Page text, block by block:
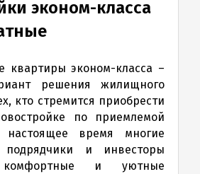
эконом-класса
квартиры эконом-класса –
решения жилищного
кто стремится приобрести
по приемлемой
настоящее время многие
подрядчики и инвесторы
комфортные и уютные